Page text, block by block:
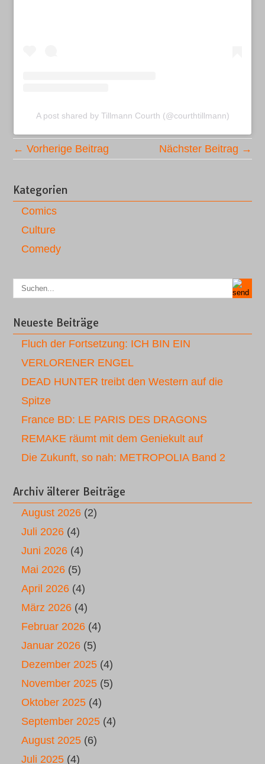
A post shared by Tillmann Courth (@courthtillmann)
← Vorherige Beitrag Nächster Beitrag →
Kategorien
Comics
Culture
Comedy
Neueste Beiträge
Fluch der Fortsetzung: ICH BIN EIN
VERLORENER ENGEL
DEAD HUNTER treibt den Western auf die
Spitze
France BD: LE PARIS DES DRAGONS
REMAKE räumt mit dem Geniekult auf
Die Zukunft, so nah: METROPOLIA Band 2
Archiv älterer Beiträge
August 2026 (2)
Juli 2026 (4)
Juni 2026 (4)
Mai 2026 (5)
April 2026 (4)
März 2026 (4)
Februar 2026 (4)
Januar 2026 (5)
Dezember 2025 (4)
November 2025 (5)
Oktober 2025 (4)
September 2025 (4)
August 2025 (6)
Juli 2025 (4)